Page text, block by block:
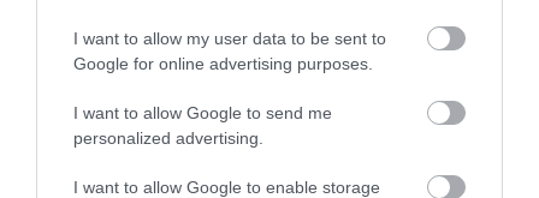
I want to allow my user data to be sent to
Google for online advertising purposes.
I want to allow Google to send me
personalized advertising.
I want to allow Google to enable storage
regionális repülőtereknek alacsony költségekre van
szükségük a növekedés ösztönzése érdekében.
A Ryanair azt szeretné, ha az Aena – mielőtt
megemelné a díjakat – bizonyos útvonalakon
három vagy négy évig kedvezményeket adna.